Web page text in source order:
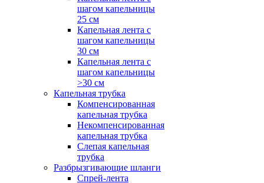
шагом капельницы
25 см
Капельная лента с
шагом капельницы
30 см
Капельная лента с
шагом капельницы
>30 см
Капельная трубка
Компенсированная
капельная трубка
Некомпенсированная
капельная трубка
Слепая капельная
трубка
Разбрызгивающие шланги
Спрей-лента